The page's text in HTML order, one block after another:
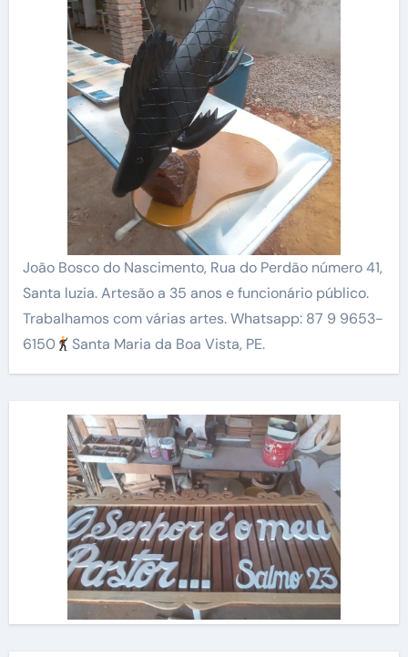
João Bosco do Nascimento, Rua do Perdão número 41,
Santa luzia. Artesão a 35 anos e funcionário público.
Trabalhamos com várias artes. Whatsapp: 87 9 9653-
6150
Santa Maria da Boa Vista, PE.